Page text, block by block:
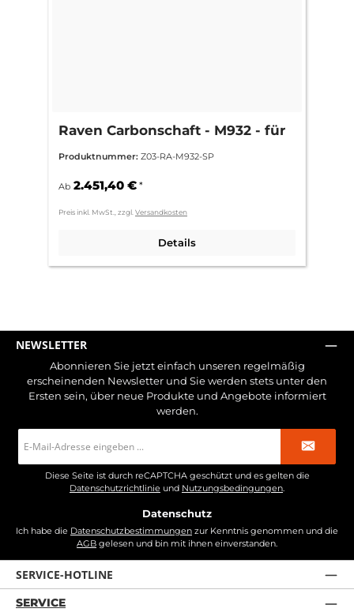
Raven Carbonschaft - M932 - für
inkl. Spartan Adapter
Produktnummer: Z03-RA-M932-SP
Ab 2.451,40 € *
Preis inkl. MwSt., zzgl.Versandkosten
Details
NEWSLETTER
Abonnieren Sie jetzt einfach unseren regelmäßig
erscheinenden Newsletter und Sie werden stets unter den
Ersten sein, über neue Produkte und Angebote informiert
werden.
Mail-
Adresse
Diese Seite ist durch reCAPTCHA geschützt und es gelten die
Datenschutzrichtlinie und Nutzungsbedingungen
Datenschutz
Ich habe die Datenschutzbestimmungen zur Kenntnis genommen und die
AGB gelesen und bin mit ihnen einverstanden.
SERVICE-HOTLINE
SERVICE